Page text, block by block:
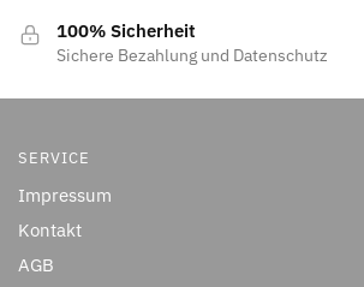
100% Sicherheit
Sichere Bezahlung und Datenschutz
SERVICE
Impressum
Kontakt
AGB